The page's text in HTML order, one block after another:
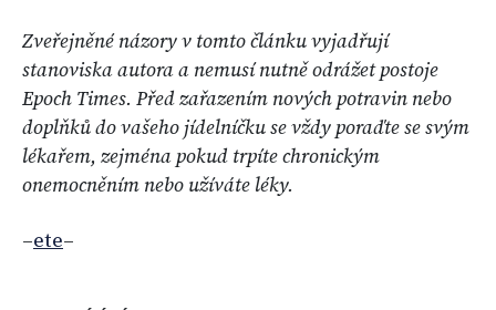
Zveřejněné názory v tomto článku vyjadřují
stanoviska autora a nemusí nutně odrážet postoje
Epoch Times. Před zařazením nových potravin nebo
doplňků do vašeho jídelníčku se vždy poraďte se svým
lékařem, zejména pokud trpíte chronickým
onemocněním nebo užíváte léky.
–ete–